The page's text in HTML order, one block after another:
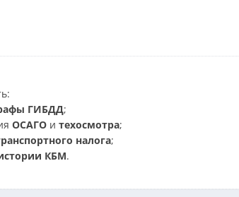
ГИБДД;
ОСАГО и техосмотра;
налога;
КБМ.